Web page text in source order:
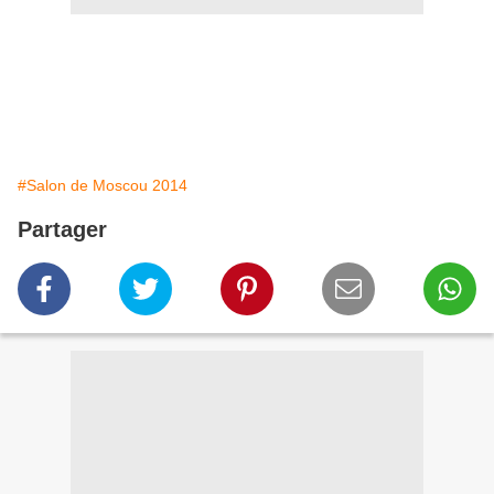
#Salon de Moscou 2014
Partager